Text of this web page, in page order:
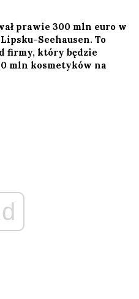
prawie 300 mln euro w
Seehausen. To
firmy, który będzie
mln kosmetyków na